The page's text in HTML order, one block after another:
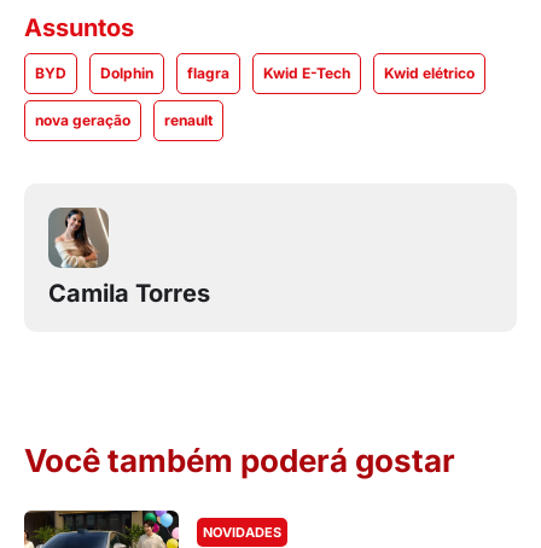
Assuntos
BYD Dolphin flagra Kwid E-Tech Kwid elétrico
nova geração renault
Camila Torres
Você também poderá gostar
NOVIDADES